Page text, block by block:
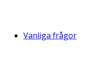
Vanliga frågor